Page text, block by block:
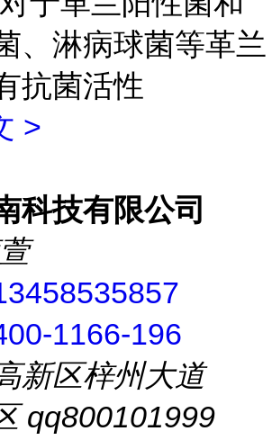
、淋病球菌等革兰
抗菌活性
>
科技有限公司
1166-196
新区梓州大道
qq800101999